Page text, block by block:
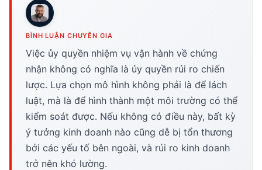
BÌNH LUẬN CHUYÊN GIA
Việc ủy quyền nhiệm vụ vận hành về chứng
nhận không có nghĩa là ủy quyền rủi ro chiến
lược. Lựa chọn mô hình không phải là để lách
luật, mà là để hình thành một môi trường có thể
kiểm soát được. Nếu không có điều này, bất kỳ
ý tưởng kinh doanh nào cũng dễ bị tổn thương
bởi các yếu tố bên ngoài, và rủi ro kinh doanh
trở nên khó lường.